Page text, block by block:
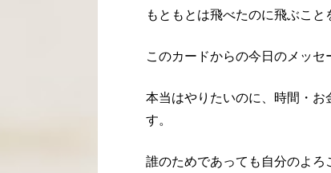
もともとは飛べたのに飛ぶこと
このカードからの今日のメッセ
本当はやりたいのに、時間・
す。
誰のためであっても自分のよ